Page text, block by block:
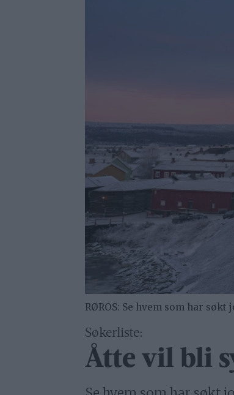
RØROS: Se hvem som har
Søkerliste:
Åtte vil bli